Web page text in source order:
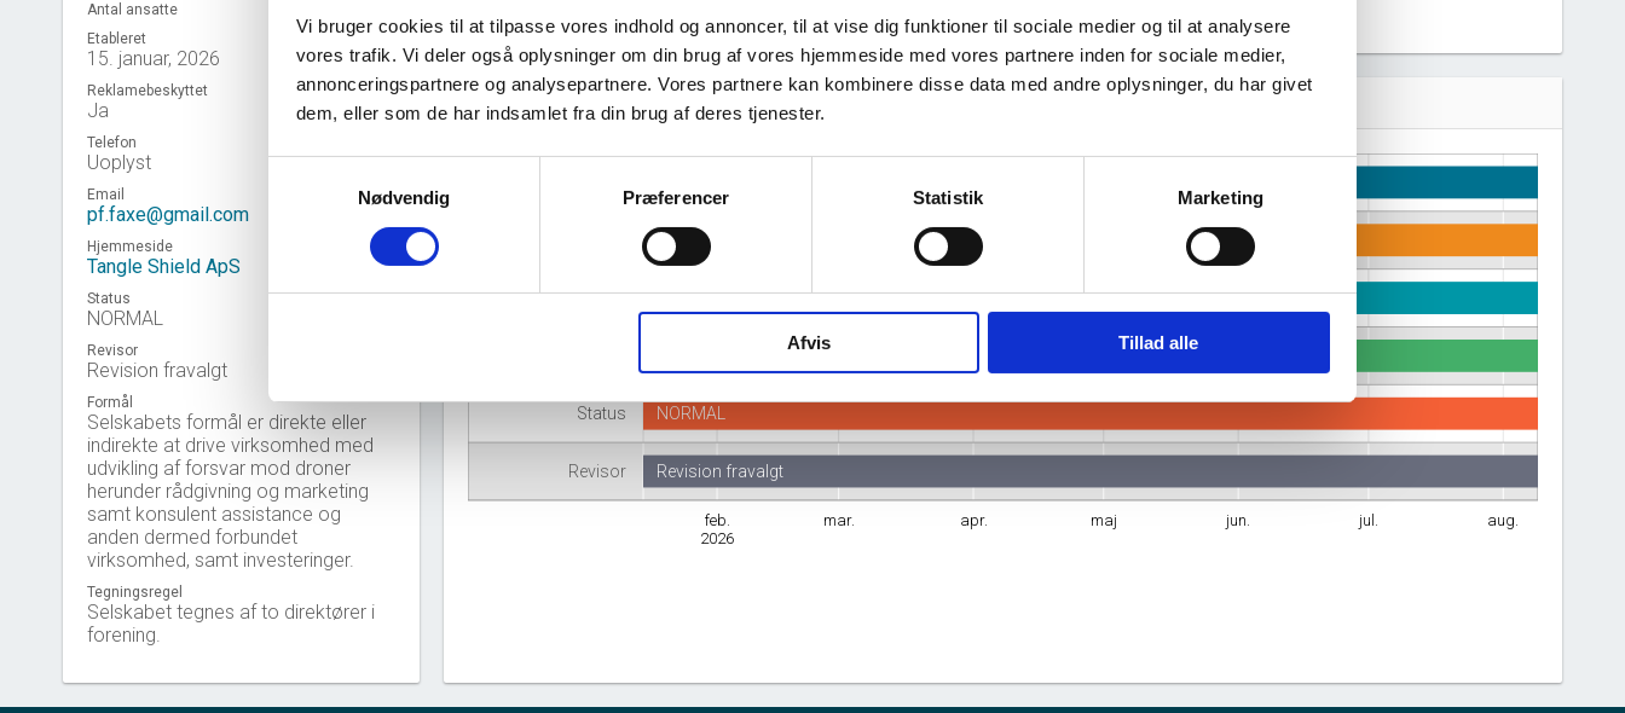
Vi bruger cookies til at tilpasse vores indhold og annoncer, til at vise dig funktioner til sociale medier og til at analysere
vores trafik. Vi deler også oplysninger om din brug af vores hjemmeside med vores partnere inden for sociale medier,
annonceringspartnere og analysepartnere. Vores partnere kan kombinere disse data med andre oplysninger, du har givet
dem, eller som de har indsamlet fra din brug af deres tjenester.
Nødvendig
Præferencer Statistik Marketing
Afvis Tillad alle
Antal ansatte
Etableret
15. januar, 2026
Reklamebeskyttet
Ja
Telefon
Uoplyst
Email
pf.faxe@gmail.com
Hjemmeside
Tangle Shield ApS
Status
NORMAL
Revisor
Revision fravalgt
Formål
Selskabets formål er direkte eller
indirekte at drive virksomhed med
udvikling af forsvar mod droner
herunder rådgivning og marketing
samt konsulent assistance og
anden dermed forbundet
virksomhed, samt investeringer.
Tegningsregel
Selskabet tegnes af to direktører i
forening.
Virksomhedshistorik
Branche
Status
Revisor
feb.
2026
mar. apr. maj jun. jul. aug.
Smedevænget 1B, 3100 Hornbæk
Aktiviteter inden for forsvar
NORMAL
Revision fravalgt